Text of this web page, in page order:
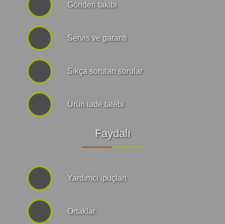
Gönderi takibi
Servis ve garanti
Sıkça sorulan sorular
Ürün iade talebi
Faydalı
Yardımcı ipuçları
Ortaklar